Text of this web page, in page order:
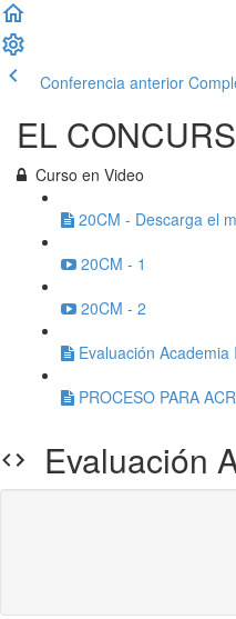
Conferencia anterior
EL
Curso en Video
20CM - Descarga el
20CM - 1
20CM - 2
Evaluación Academia
PROCESO PARA
Evaluación